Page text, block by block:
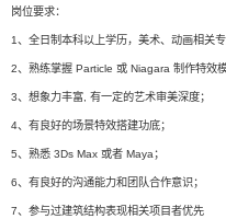
岗位要求：
1、全日制本科以上学历，美术、动画相关
2、熟练掌握 Particle 或 Niagara 制作特效模
3、想象力丰富, 有一定的艺术审美深度；
4、有良好的场景特效搭建功底；
5、熟悉 3Ds Max 或者 Maya；
6、有良好的沟通能力和团队合作意识；
7、参与过建筑结构表现相关项目者优先